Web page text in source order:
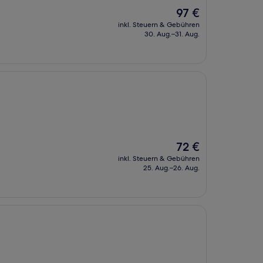
Der
Preis
beträgt
97 €
inkl. Steuern & Gebühren
30. Aug.–31. Aug.
Der
Preis
beträgt
72 €
inkl. Steuern & Gebühren
25. Aug.–26. Aug.